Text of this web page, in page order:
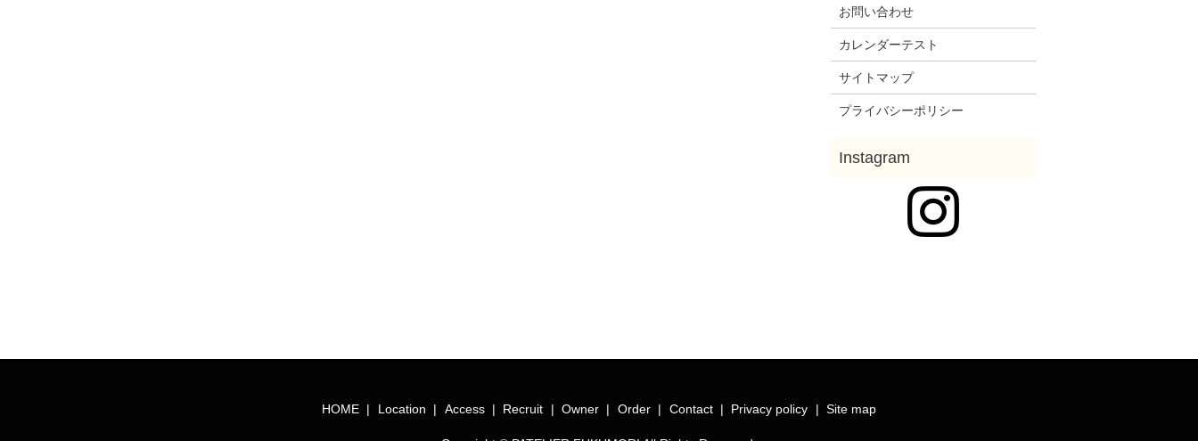
お問い合わせ
カレンダーテスト
サイトマップ
プライバシーポリシー
HOME Location Access Recruit Owner Order Contact Privacy policy Site map